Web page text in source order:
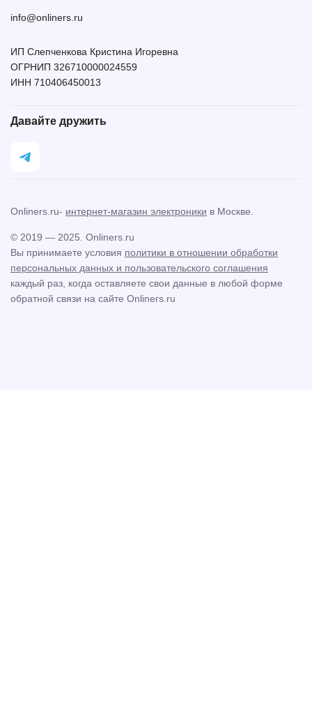
info@onliners.ru
ИП Слепченкова Кристина Игоревна
ОГРНИП 326710000024559
ИНН 710406450013
Давайте дружить
Вы принимаете условия политики в отношении обработки
персональных данных и пользовательского соглашения
каждый раз, когда оставляете свои данные в любой форме
обратной связи на сайте Onliners.ru
© 2019 — 2025. Onliners.ru
Onliners.ru- интернет-магазин электроники в Москве.